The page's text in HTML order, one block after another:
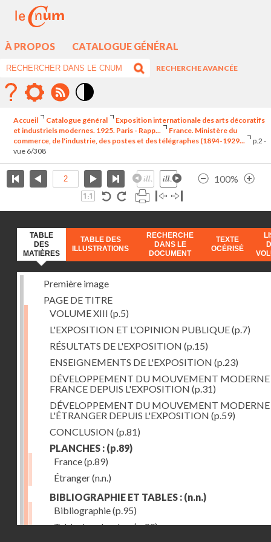
À PROPOS CATALOGUE GÉNÉRAL
RECHERCHE AVANCÉE
élévé
Accueil Catalogue général
Exposition internationale des arts décoratifs
et industriels modernes. 1925. Paris - Rapp...
France. Ministère du
commerce, de l'industrie, des postes et des télégraphes (1894-1929...
p.2 -
vue 6/308
100%
TABLE
DES
MATIÈRES
TABLE DES
ILLUSTRATIONS
RECHERCHE
DANS LE
DOCUMENT
TEXTE
OCÉRISÉ
Première image
PAGE DE TITRE
VOLUME XIII (p.5)
L'EXPOSITION ET L'OPINION PUBLIQUE(p.7)
RÉSULTATS DE L'EXPOSITION (p.15)
ENSEIGNEMENTS DE L'EXPOSITION (p.23)
DÉVELOPPEMENT DU MOUVEMENT
FRANCE DEPUIS L'EXPOSITION (p.31)
DÉVELOPPEMENT DU MOUVEMENT
L'ÉTRANGER DEPUIS L'EXPOSITION (p.59)
CONCLUSION (p.81)
PLANCHES : (p.89)
France(p.89)
Étranger(n.n.)
BIBLIOGRAPHIE ET TABLES : (n.n.)
Bibliographie(p.95)
Table des planches(p.99)